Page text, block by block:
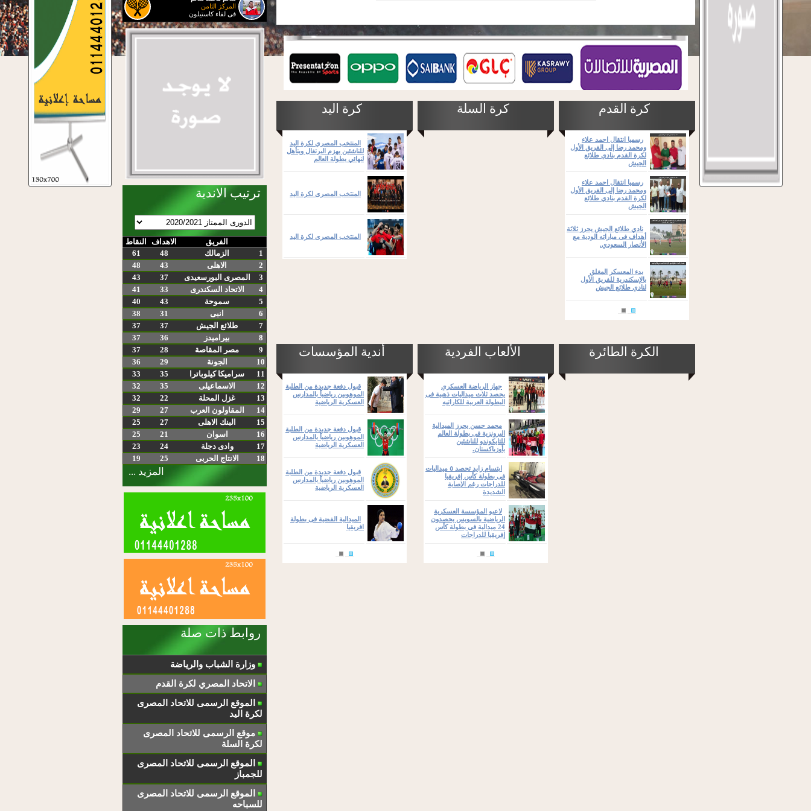
المركز الثامن
فى لقاء كاستيلون
ترتيب الاندية
الفريق الاهداف
النقاط
1
الزمالك 48
61
2
الاهلى 43
48
3
المصرى البورسعيدى 37
43
4
الاتحاد السكندرى 33
41
5
سموحة 43
40
6
انبى 31
38
7
طلائع الجيش 37
37
8
بيراميدز 36
37
9
مصر المقاصة 28
37
10
الجونة 29
36
11
سراميكا كيلوباترا 35
33
12
الاسماعيلى 35
32
13
غزل المحلة 22
32
14
المقاولون العرب 27
29
15
البنك الاهلى 27
25
16
اسوان 21
25
17
وادى دجلة 24
23
18
الانتاج الحربى 25
19
المزيد ...
روابط ذات صلة
وزارة الشباب والرياضة
الاتحاد المصري لكرة القدم
الموقع الرسمى للاتحاد المصرى
لكرة اليد
موقع الرسمى للاتحاد المصرى
لكرة السلة
الموقع الرسمى للاتحاد المصرى
للجمباز
الموقع الرسمى للاتحاد المصرى
للسباحه
كرة القدم
رسميا انتقال احمد علاء
ومحمد رضا إلى الفريق الأول
لكرة القدم بنادي طلائع
الجيش
رسميا انتقال احمد علاء
ومحمد رضا إلى الفريق الأول
لكرة القدم بنادي طلائع
الجيش
نادي طلائع الجيش يحرز ثلاثة
أهداف فى مباراته الودية مع
الأنصار السعودي.
بدء المعسكر المغلق
بالإسكندرية للفريق الأول
لنادي طلائع الجيش
كرة السلة كرة اليد
المنتخب المصري لكرة اليد
للناشئين يهزم البرتغال ويتأهل
لنهائي بطولة العالم
المنتخب المصرى لكرة اليد
المنتخب المصرى لكرة اليد
الكرة الطائرة الألعاب الفردية
جهاز الرياضة العسكري
يحصد ثلاث ميداليات ذهبية فى
البطولة العربية للكاراتيه
محمد حسن يحرز الميدالية
البرونزية فى بطولة العالم
للتايكوندو للناشئين
بأوزباكستان.
ابتسام زايد تحصد ٥ ميداليات
فى بطولة كأس إفريقيا
للدراجات رغم الإصابة
الشديدة
لاعبو المؤسسة العسكرية
الرياضية بالسويس يحصدون
24 ميدالية فى بطولة كأس
إفريقيا للدراجات
أندية المؤسسات
قبول دفعة جديدة من الطلبة
الموهوبين رياضياً بالمدارس
العسكرية الرياضية
قبول دفعة جديدة من الطلبة
الموهوبين رياضياً بالمدارس
العسكرية الرياضية
قبول دفعة جديدة من الطلبة
الموهوبين رياضياً بالمدارس
العسكرية الرياضية
الميدالية الفضية فى بطولة
افريقيا